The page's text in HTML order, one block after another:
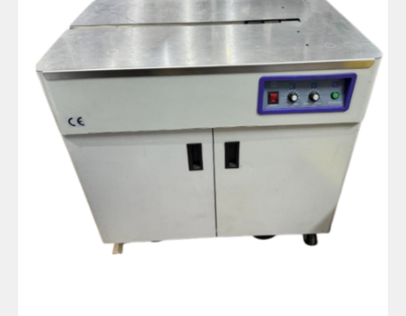
Вакуомно упаковочное оборудование